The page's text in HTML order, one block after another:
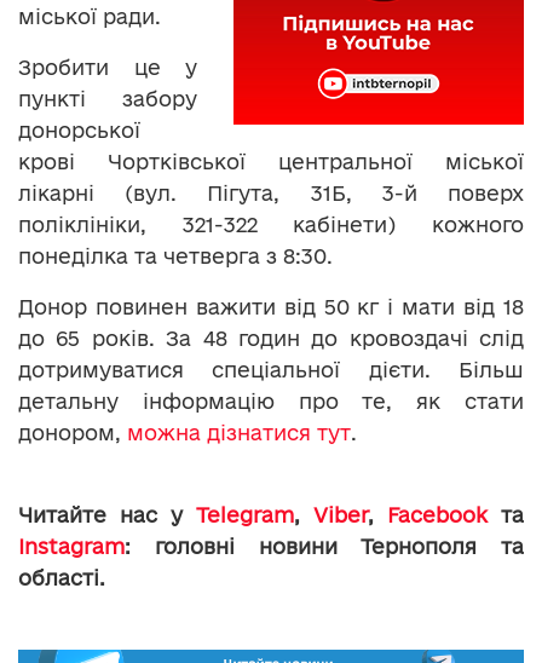
міської ради.
Зробити це у
пункті забору
донорської
крові Чортківської центральної міської
лікарні (вул. Пігута, 31Б, 3-й поверх
поліклініки, 321-322 кабінети) кожного
понеділка та четверга з 8:30.
Донор повинен важити від 50 кг і мати від 18
до 65 років. За 48 годин до кровоздачі слід
дотримуватися спеціальної дієти. Більш
детальну інформацію про те, як стати
донором, можна дізнатися тут.
Читайте нас у Telegram, Viber, Facebookта
Instagram: головні новини Тернополя та
області.